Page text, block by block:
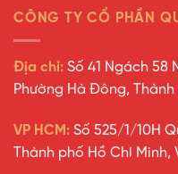
CÔNG TY CỔ PHẦN
Địa chỉ: Số 41 Ngách 58
Phường Hà Đông,
VP HCM: Số 525/1/10H
Thành phố Hồ Chí Minh,